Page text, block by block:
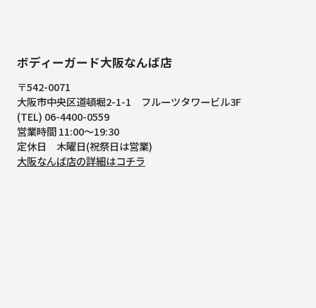
ボディーガード大阪なんば店
〒542-0071
大阪市中央区道頓堀2-1-1
フルーツタワービル3F
(TEL) 06-4400-0559
営業時間 11:00～19:30
定休日 木曜日(祝祭日は営業)
大阪なんば店の詳細はコチラ